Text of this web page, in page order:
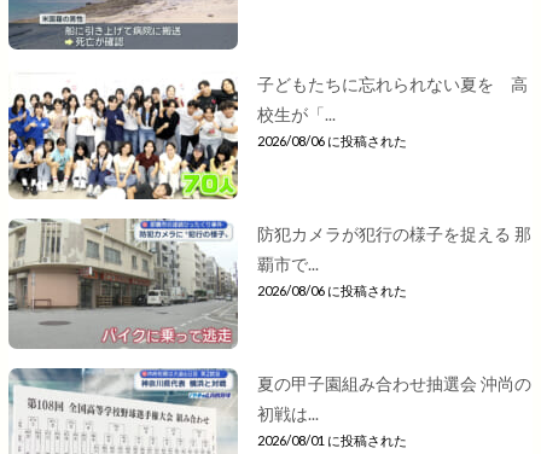
子どもたちに忘れられない夏を 高
校生が「...
2026/08/06 に投稿された
防犯カメラが犯行の様子を捉える 那
覇市で...
2026/08/06 に投稿された
夏の甲子園組み合わせ抽選会 沖尚の
初戦は...
2026/08/01 に投稿された